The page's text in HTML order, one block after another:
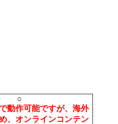
○
動作可能ですが、海外
、オンラインコンテン